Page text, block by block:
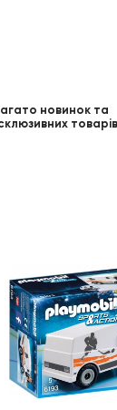
новинок та
товарів